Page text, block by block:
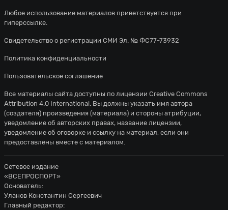
Любое использование материалов приветствуется при
гиперссылке.
Свидетельство о регистрации СМИ Эл. № ФС77-73932
Политика конфиденциальности
Пользовательское соглашение
Все материалы сайта доступны по лицензии Creative Commons
Attribution 4.0 International. Вы должны указать имя автора
(создателя) произведения (материала) и стороны атрибуции,
уведомление об авторских правах, название лицензии,
уведомление об оговорке и ссылку на материал, если они
предоставлены вместе с материалом.
Сетевое издание
«ВСЕПРОСПОРТ»
Основатель:
Уланов Константин Сергеевич
Главный редактор: